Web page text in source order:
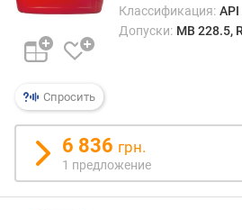
л
ж
и
й
о
б
Спросить
Классификация: API
Допуски: MB 228.5,
6 836 грн.
1 предложение